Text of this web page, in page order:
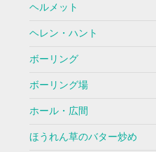
ヘルメット
ヘレン・ハント
ボーリング
ボーリング場
ホール・広間
ほうれん草のバター炒め